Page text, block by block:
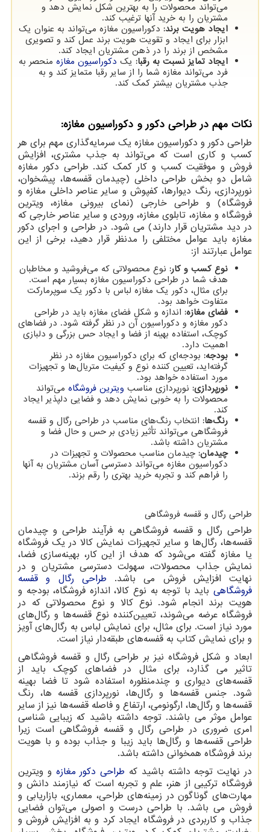
می‌تواند محصولات را به بهترین شکل نمایش دهد و
مشتریان را به خرید آنها ترغیب کند.
ایجاد هویت برند: دکوراسیون مغازه می‌تواند به عنوان یک
ابزار برای ایجاد و تقویت هویت برند عمل کند و تصویری
مشخص از برند را در ذهن مشتریان ایجاد کند.
ایجاد تمایز نسبت به رقبا: یک دکوراسیون مغازه منحصر به
فرد می‌تواند مغازه شما را از سایر رقبا متمایز کند و به
جذب مشتریان بیشتر کمک کند.
نکات مهم در طراحی دکور و دکوراسیون مغازه:
طراحی دکور و دکوراسیون مغازه یک سرمایه‌گذاری مهم برای هر
کسب و کاری است که می‌تواند به جذب مشتری، افزایش
فروش و موفقیت کسب و کار کمک کند. طراحی دکور مغازه
شامل دو بخش طراحی داخلی (چیدمان قفسه‌ها، پیشخوان،
نورپردازی، رنگ دیوارها، کفپوش و سایر عناصر داخلی مغازه و
فروشگاه) و طراحی خارجی (نمای بیرونی مغازه، ویترین
فروشگاه و مغازه، تابلوی مغازه، ورودی و سایر عناصر خارجی که
در دید مشتریان قرار دارند) می شود. در طراحی و اجرای دکور
مغازه باید عوامل مختلفی را مدنظر قرار دهید، برخی از این
عوامل عبارتند از:
نوع کسب و کار: نوع محصولاتی که می‌فروشید و مخاطبان
هدف شما در طراحی دکوراسیون مغازه بسیار مهم است.
برای مثال، دکور یک مغازه لباس با دکور یک سوپرمارکت
متفاوت خواهد بود.
فضای مغازه: اندازه و شکل فضای مغازه باید در طراحی
دکور مغازه و دکوراسیون آن در نظر گرفته شود. در فضاهای
کوچک، استفاده بهینه از فضا و ایجاد حس بزرگی و دلبازی
اهمیت دارد.
بودجه: بودجه‌ای که برای دکوراسیون مغازه در نظر
گرفته‌اید، تعیین کننده نوع و کیفیت متریال‌ها و تجهیزات
مورد استفاده خواهد بود.
نورپردازی: نورپردازی مناسب ویترین فروشگاه می‌تواند
محصولات را به خوبی نمایش دهد و فضایی دلپذیر ایجاد
کند.
رنگ‌ها: انتخاب رنگ‌های مناسب در طراحی رگال و قفسه
فروشگاهی می‌تواند تأثیر زیادی بر حس و حال فضا و
مشتریان داشته باشد.
چیدمان: چیدمان مناسب محصولات و تجهیزات در
دکوراسیون مغازه می‌تواند دسترسی آسان مشتریان به آنها
را فراهم کند و تجربه خرید بهتری را رقم بزند.
طراحی رگال و قفسه فروشگاهی
طراحی رگال و قفسه فروشگاهی به فرآیند طراحی و چیدمان
قفسه‌ها، رگال‌ها و سایر تجهیزات نمایش کالا در یک فروشگاه
یا مغازه گفته می‌شود که هدف از این کار، بهینه‌سازی فضا،
نمایش جذاب محصولات، سهولت دسترسی مشتریان و در
نهایت افزایش فروش می باشد. طراحی رگال و قفسه
فروشگاهی باید با توجه به نوع کالا، اندازه فروشگاه، بودجه و
هویت برند انجام شود. نوع کالا و نوع محصولاتی که در
فروشگاه عرضه می‌شوند، تعیین‌کننده نوع قفسه‌ها و رگال‌های
مورد نیاز است. برای مثال، برای نمایش لباس به رگال‌های آویز
و برای نمایش کتاب به قفسه‌های طبقه‌دار نیاز است.
ابعاد و شکل فروشگاه نیز بر طراحی رگال و قفسه فروشگاهی
تاثیر می گذارد، برای مثال در فضاهای کوچک باید از
قفسه‌های دیواری و چندمنظوره استفاده شود تا فضا بهینه
شود. جنس قفسه‌ها و رگال‌ها، نورپردازی قفسه ها، رنگ
قفسه‌ها و رگال‌ها، ارگونومی، ارتفاع و فاصله قفسه‌ها نیز از سایر
عوامل موثر می باشند. توجه داشته باشید که زیبایی شناسی
امری ضروری در طراحی رگال و قفسه فروشگاهی است زیرا
طراحی قفسه‌ها و رگال‌ها باید زیبا و جذاب بوده و با هویت
برند فروشگاه همخوانی داشته باشد.
در نهایت توجه داشته باشید که طراحی دکور مغازه و ویترین
فروشگاه ترکیبی از هنر، علم و تجربه است که نیازمند دانش و
مهارت‌های گوناگون در زمینه‌های طراحی، معماری، بازاریابی و
فروش می باشد. با طراحی درست و اصولی می‌توان فضایی
جذاب و کاربردی در فروشگاه ایجاد کرد و به افزایش فروش و